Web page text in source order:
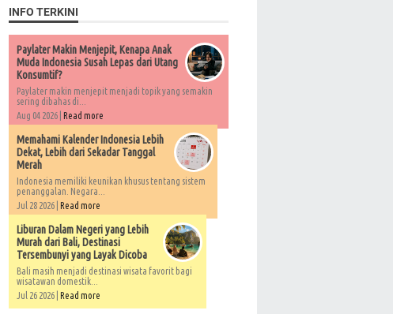
INFO TERKINI
Paylater Makin Menjepit, Kenapa Anak
Muda Indonesia Susah Lepas dari Utang
Konsumtif?
Paylater makin menjepit menjadi topik yang semakin
sering dibahas di...
Aug 04 2026 | Read more
Memahami Kalender Indonesia Lebih
Dekat, Lebih dari Sekadar Tanggal
Merah
Indonesia memiliki keunikan khusus tentang sistem
penanggalan. Negara...
Jul 28 2026 | Read more
Liburan Dalam Negeri yang Lebih
Murah dari Bali, Destinasi
Tersembunyi yang Layak Dicoba
Bali masih menjadi destinasi wisata favorit bagi
wisatawan domestik...
Jul 26 2026 | Read more